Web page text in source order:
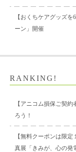
【おくちケアグッズ
ーン」開催
RANKING!
【アニコム損保ご契
ろう！
【無料クーポンは限
真展「きみが、心の発